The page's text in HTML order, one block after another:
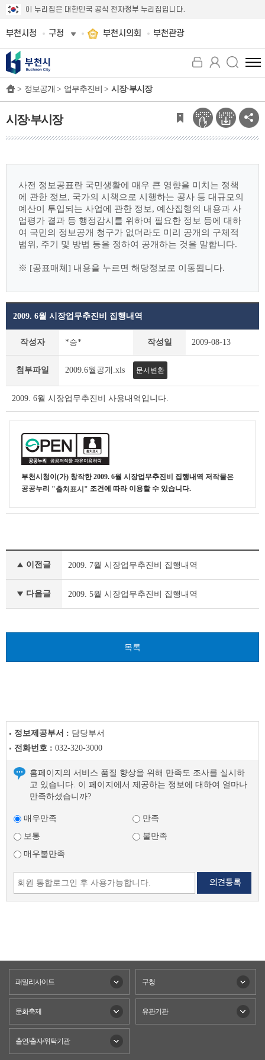
이 누리집은 대한민국 공식 전자정부 누리집입니다.
부천시청 구청 부천시의회 부천관광
전
체
뉴
보
기
> 정보공개 > 업무추진비 > 시장·부시장
시장·부시장
사전 정보공표란 국민생활에 매우 큰 영향을 미치는 정책
에 관한 정보, 국가의 시책으로 시행하는 공사 등 대규모의
예산이 투입되는 사업에 관한 정보, 예산집행의 내용과 사
업평가 결과 등 행정감시를 위하여 필요한 정보 등에 대하
여 국민의 정보공개 청구가 없더라도 미리
공개의 구체적
범위, 주기 및 방법 등을 정하여 공개하는 것을 말합니다.
※ [공표매체] 내용을 누르면 해당정보로 이동됩니다.
시
장
세
2009. 6월 시장업무추진비 집행내역
작성자 *승* 작성일 2009-08-13
첨부파일 2009.6월공개.xls 문서변환
2009. 6월 시장업무추진비 사용내역입니다.
부천시청이(가) 창작한2009. 6월 시장업무추진비 집행내역 저작물은
공공누리 "출처표시" 조건에 따라 이용할 수 있습니다.
·
다
이전글 2009. 7월 시장업무추진비 집행내역
다음글 2009. 5월 시장업무추진비 집행내역
목록
정보제공부서 : 담당부서
전화번호 : 032-320-3000
홈페이지의 서비스 품질 향상을 위해 만족도 조사를 실시하
고 있습니다. 이 페이지에서 제공하는 정보에 대하여 얼마나
만족하셨습니까?
매우만족
만족
보통
불만족
매우불만족
패밀리사이트 구청
문화축제 유관기관
출연/출자/위탁기관